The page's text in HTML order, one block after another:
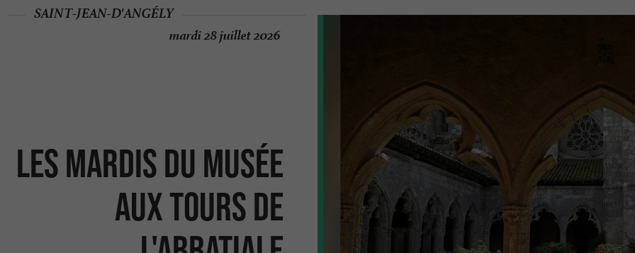
Les mardis du Musée
aux Tours de
SAINT-JEAN-D'ANGÉLY
mardi 28 juillet 2026